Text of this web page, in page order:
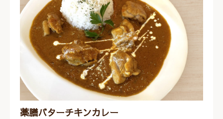
薬膳バターチキンカレー